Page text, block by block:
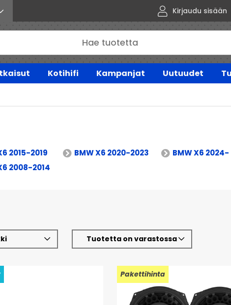
Kirjaudu sisään
Kotihifi Kampanjat Uutuudet
2015-2019 BMW X6 2020-2023
BMW X6 2024-
2008-2014
Tuotetta on varastossa
Pakettihinta